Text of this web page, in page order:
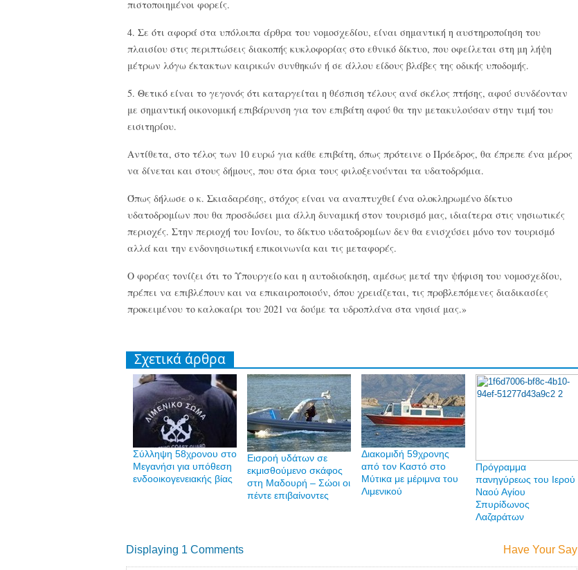
πιστοποιημένοι φορείς.
4. Σε ότι αφορά στα υπόλοιπα άρθρα του νομοσχεδίου, είναι σημαντική η αυστηροποίηση του
πλαισίου στις περιπτώσεις διακοπής κυκλοφορίας στο εθνικό δίκτυο, που οφείλεται στη μη λήψη
μέτρων λόγω έκτακτων καιρικών συνθηκών ή σε άλλου είδους βλάβες της οδικής υποδομής.
5. Θετικό είναι το γεγονός ότι καταργείται η θέσπιση τέλους ανά σκέλος πτήσης, αφού συνδέονταν
με σημαντική οικονομική επιβάρυνση για τον επιβάτη αφού θα την μετακυλούσαν στην τιμή του
εισιτηρίου.
Αντίθετα, στο τέλος των 10 ευρώ για κάθε επιβάτη, όπως πρότεινε ο Πρόεδρος, θα έπρεπε ένα μέρος
να δίνεται και στους δήμους, που στα όρια τους φιλοξενούνται τα υδατοδρόμια.
Όπως δήλωσε ο κ. Σκιαδαρέσης, στόχος είναι να αναπτυχθεί ένα ολοκληρωμένο δίκτυο
υδατοδρομίων που θα προσδώσει μια άλλη δυναμική στον τουρισμό μας, ιδιαίτερα στις νησιωτικές
περιοχές. Στην περιοχή του Ιονίου, το δίκτυο υδατοδρομίων δεν θα ενισχύσει μόνο τον τουρισμό
αλλά και την ενδονησιωτική επικοινωνία και τις μεταφορές.
Ο φορέας τονίζει ότι το Υπουργείο και η αυτοδιοίκηση, αμέσως μετά την ψήφιση του νομοσχεδίου,
πρέπει να επιβλέπουν και να επικαιροποιούν, όπου χρειάζεται, τις προβλεπόμενες διαδικασίες
προκειμένου το καλοκαίρι του 2021 να δούμε τα υδροπλάνα στα νησιά μας.»
Σχετικά άρθρα
Σύλληψη 58χρονου στο
Μεγανήσι για υπόθεση
ενδοοικογενειακής βίας
Εισροή υδάτων σε
εκμισθούμενο σκάφος
στη Μαδουρή – Σώοι οι
πέντε επιβαίνοντες
Διακομιδή 59χρονης
από τον Καστό στο
Μύτικα με μέριμνα του
Λιμενικού
Πρόγραμμα
πανηγύρεως του Ιερού
Ναού Αγίου
Σπυρίδωνος
Λαζαράτων
Displaying 1 Comments Have Your Say